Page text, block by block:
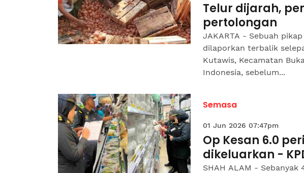
Telur dijarah,
pertolongan
JAKARTA - Sebuah
dilaporkan terbalik
Kutawis, Kecamatan
Indonesia, sebelum...
Semasa
01 Jun 2026 07:47pm
Op Kesan 6.0
dikeluarkan -
SHAH ALAM -